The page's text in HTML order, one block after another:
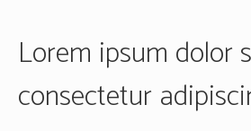
Lorem ipsum dolor
consectetur